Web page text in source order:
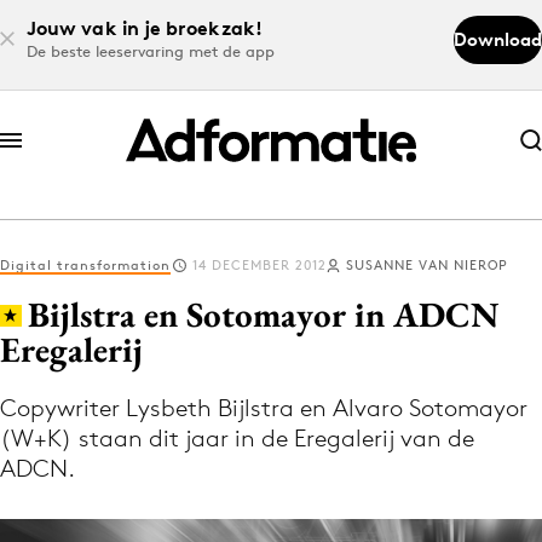
Jouw vak in je broekzak!
De beste leeservaring met de app
Download
Abonneer nu
Abonneer nu
Log in
Volg het laatste nieuws via de Adformatie
Nieuws app
Digital transformation 14 DECEMBER 2012 SUSANNE VAN NIEROP
Bijlstra en Sotomayor in ADCN
Eregalerij
Copywriter Lysbeth Bijlstra en Alvaro Sotomayor
(W+K) staan dit jaar in de Eregalerij van de
ADCN.